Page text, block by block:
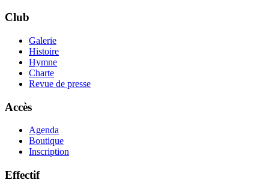
Club
Galerie
Histoire
Hymne
Charte
Revue de presse
Accès
Agenda
Boutique
Inscription
Effectif